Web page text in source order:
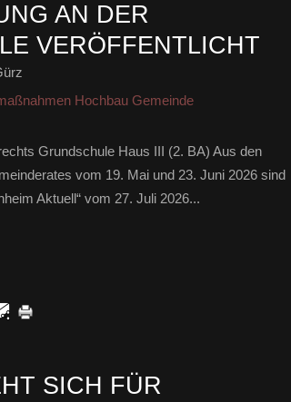
AN DER
VERÖFFENTLICHT
Hochbau Gemeinde
Grundschule Haus III (2. BA) Aus den
vom 19. Mai und 23. Juni 2026 sind
Aktuell“ vom 27. Juli 2026...
SICH FÜR